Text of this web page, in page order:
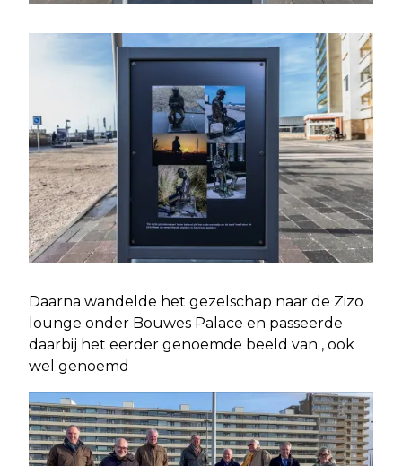
Daarna wandelde het gezelschap naar de Zizo
lounge onder Bouwes Palace en passeerde
daarbij het eerder genoemde beeld van , ook
wel genoemd